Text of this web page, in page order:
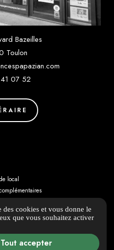
Bazeilles
Toulon
07 52
local
confidentialité
cookies
des cookies et vous donne le
que vous souhaitez activer
Tout accepter